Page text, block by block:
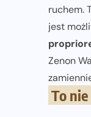
ruchem.
jest
Zenon
To nie